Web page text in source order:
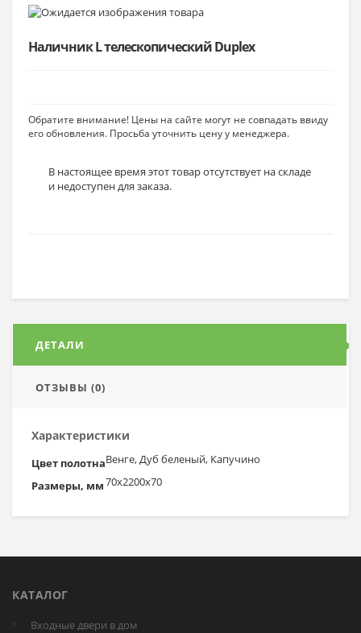
Наличник L телескопический Duplex
Обратите внимание! Цены на сайте могут не совпадать ввиду
его обновления. Просьба уточнить цену у менеджера.
В настоящее время этот товар отсутствует на складе
и недоступен для заказа.
ДЕТАЛИ
ОТЗЫВЫ (0)
Характеристики
Цвет полотнаВенге, Дуб беленый, Капучино
Размеры, мм70х2200х70
КАТАЛОГ
Входные двери в дом